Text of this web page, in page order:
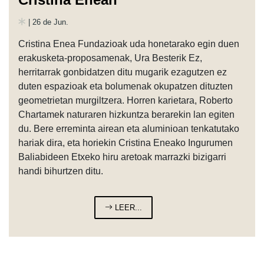
| 26 de Jun.
Cristina Enea Fundazioak uda honetarako egin duen
erakusketa-proposamenak, Ura Besterik Ez,
herritarrak gonbidatzen ditu mugarik ezagutzen ez
duten espazioak eta bolumenak okupatzen dituzten
geometrietan murgiltzera. Horren karietara, Roberto
Chartamek naturaren hizkuntza berarekin lan egiten
du. Bere erreminta airean eta aluminioan tenkatutako
hariak dira, eta horiekin Cristina Eneako Ingurumen
Baliabideen Etxeko hiru aretoak marrazki bizigarri
handi bihurtzen ditu.
LEER...